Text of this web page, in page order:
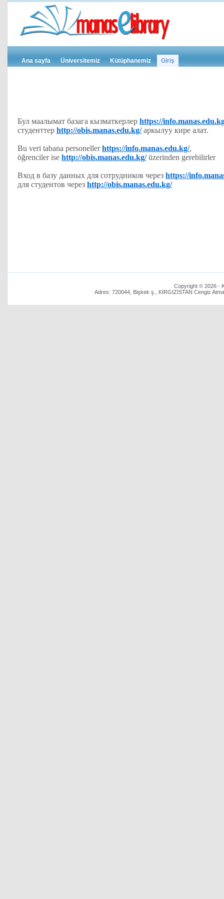
Ana sayfa Üniversitemiz Kütüphanemiz Giriş
Бул маалымат базага кызматкерлер https://
студенттер http://obis.manas.edu.kg/аркылуу кире алат.
Bu veri tabana personellerhttps://info.manas.edu.kg/,
öğrenciler ise http://obis.manas.edu.kg/üzerinden gerebilirler
Вход в базу данных для сотрудников через https://
для студентов через http://obis.manas.edu.kg/
Copyright © 2026 -
Adres: 720044, Bişkek ş., KIRGIZİSTAN Cengiz